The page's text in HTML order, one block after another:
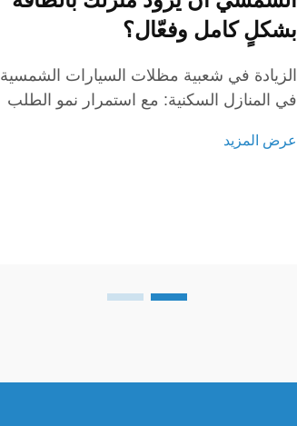
بشكلٍ كامل وفعّال؟
الزيادة في شعبية مظلات السيارات الشمسية
في المنازل السكنية: مع استمرار نمو الطلب
السيارات الشمسية واحدة من أكثر الطرق
عرض المزيد